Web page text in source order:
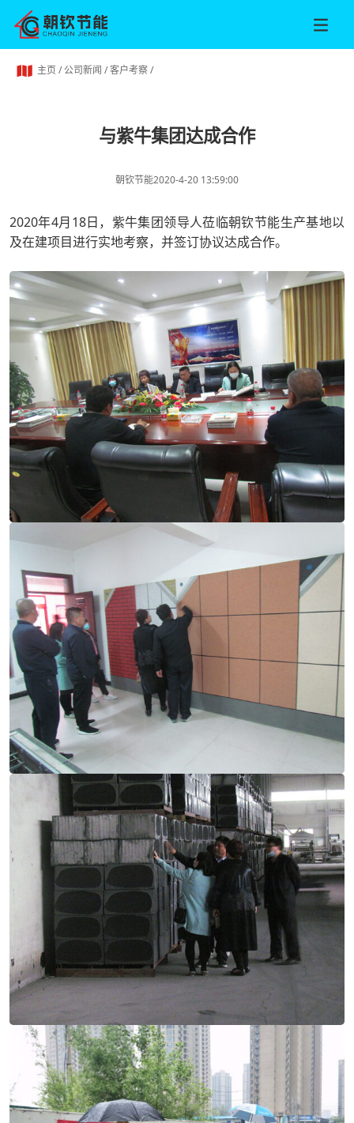
主页/公司新闻 /客户考察/
与紫牛集团达成合作
朝钦节能2020-4-20 13:59:00
2020年4月18日，紫牛集团领导人莅临朝钦节能生产基地以
及在建项目进行实地考察，并签订协议达成合作。